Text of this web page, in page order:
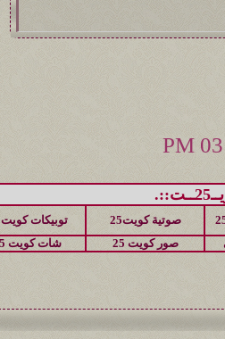
صوتية كويت25
توبيكات كويت 25
صور كويت 25
شات كويت 25